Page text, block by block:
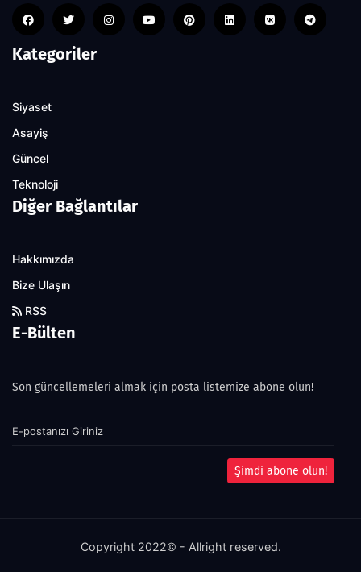
Kategoriler
Siyaset
Asayiş
Güncel
Teknoloji
Diğer Bağlantılar
Hakkımızda
Bize Ulaşın
RSS
E-Bülten
Son güncellemeleri almak için posta listemize abone olun!
Şimdi abone olun!
Copyright 2022© - Allright reserved.